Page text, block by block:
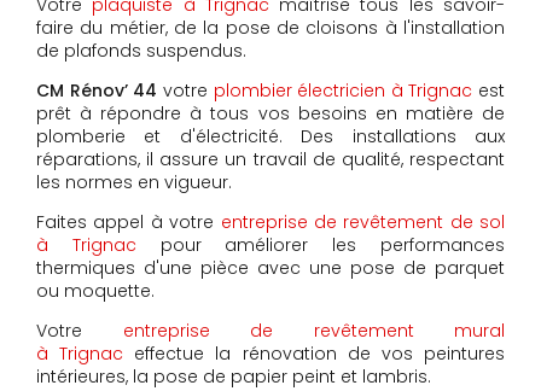
Votre plaquiste à Trignac maîtrise tous les savoir-
faire du métier, de la pose de cloisons à l'installation
de plafonds suspendus.
CM Rénov’ 44 votre plombier électricien à Trignac est
prêt à répondre à tous vos besoins en matière de
plomberie et d'électricité. Des installations aux
réparations, il assure un travail de qualité, respectant
les normes en vigueur.
Faites appel à votre entreprise de revêtement de sol
à Trignac pour améliorer les performances
thermiques d'une pièce avec une pose de parquet
ou moquette.
Votre entreprise de revêtement mural
à Trignac effectue la rénovation de vos peintures
intérieures, la pose de papier peint et lambris.